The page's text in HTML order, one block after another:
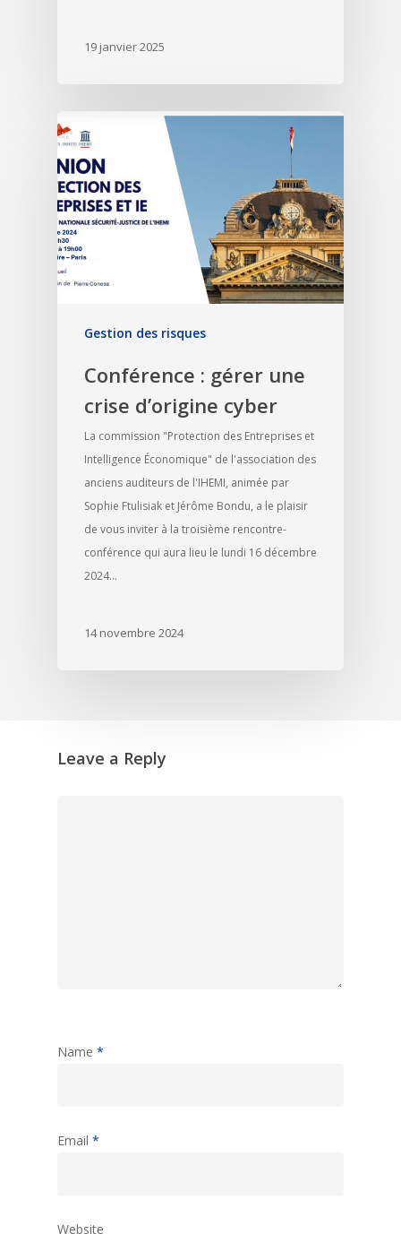
19 janvier 2025
Gestion des risques
Conférence : gérer une
crise d’origine cyber
La commission "Protection des Entreprises et
Intelligence Économique" de l'association des
anciens auditeurs de l'IHEMI, animée par
Sophie Ftulisiak et Jérôme Bondu, a le plaisir
de vous inviter à la troisième rencontre-
conférence qui aura lieu le lundi 16 décembre
2024…
14 novembre 2024
Leave a Reply
Name *
Email *
Website